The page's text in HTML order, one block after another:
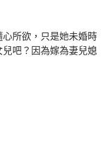
所欲，只是她未婚時
吧？因為嫁為妻兒媳